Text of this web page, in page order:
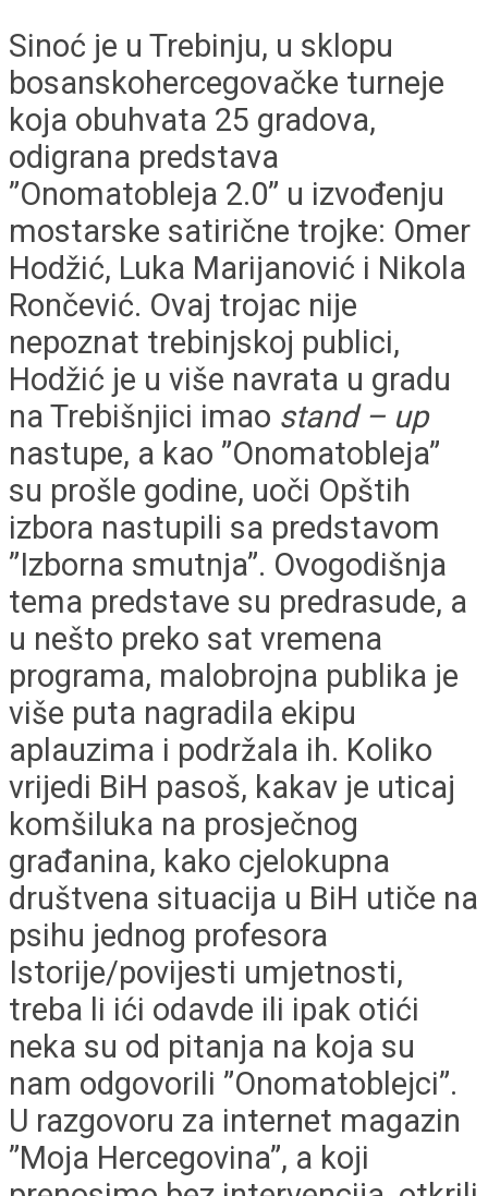
Sinoć je u Trebinju, u sklopu
bosanskohercegovačke turneje
koja obuhvata 25 gradova,
odigrana predstava
”Onomatobleja 2.0” u izvođenju
mostarske satirične trojke: Omer
Hodžić, Luka Marijanović i Nikola
Rončević. Ovaj trojac nije
nepoznat trebinjskoj publici,
Hodžić je u više navrata u gradu
na Trebišnjici imao stand – up
nastupe, a kao ”Onomatobleja”
su prošle godine, uoči Opštih
izbora nastupili sa predstavom
”Izborna smutnja”. Ovogodišnja
tema predstave su predrasude, a
u nešto preko sat vremena
programa, malobrojna publika je
više puta nagradila ekipu
aplauzima i podržala ih. Koliko
vrijedi BiH pasoš, kakav je uticaj
komšiluka na prosječnog
građanina, kako cjelokupna
društvena situacija u BiH utiče na
psihu jednog profesora
Istorije/povijesti umjetnosti,
treba li ići odavde ili ipak otići
neka su od pitanja na koja su
nam odgovorili ”Onomatoblejci”.
U razgovoru za internet magazin
”Moja Hercegovina”, a koji